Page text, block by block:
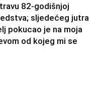
82-godišnjoj
sljedećeg jutra
pokucao je na moja
od kojeg mi se